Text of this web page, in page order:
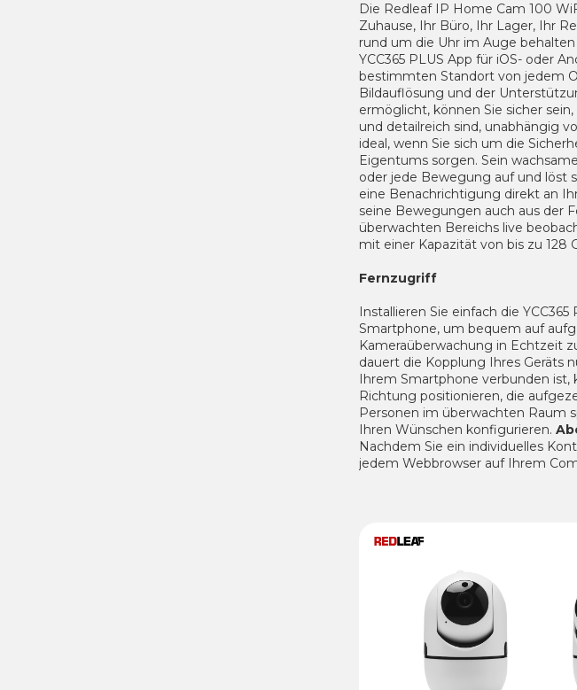
Die Redleaf IP Home Cam 100
Zuhause, Ihr Büro, Ihr Lager, Ihr
rund um die Uhr im Auge
YCC365 PLUS App für iOS- oder
bestimmten Standort von jedem
Bildauflösung und der
ermöglicht, können Sie sicher
und detailreich sind, unabhängig
ideal, wenn Sie sich um die
Eigentums sorgen. Sein
oder jede Bewegung auf und löst
eine Benachrichtigung direkt an
seine Bewegungen auch aus der
überwachten Bereichs live
mit einer Kapazität von bis zu 128
Fernzugriff
Installieren Sie einfach die
Smartphone, um bequem auf
Kameraüberwachung in Echtzeit
dauert die Kopplung Ihres Geräts
Ihrem Smartphone verbunden ist,
Richtung positionieren, die
Personen im überwachten Raum
Ihren Wünschen konfigurieren.
Nachdem Sie ein individuelles
jedem Webbrowser auf Ihrem